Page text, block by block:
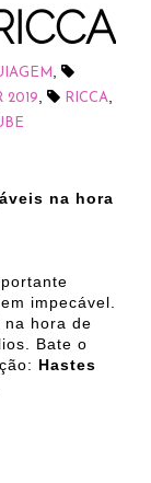
,
2019, RICCA,
na hora
impecável.
na hora de
Bate o
Hastes